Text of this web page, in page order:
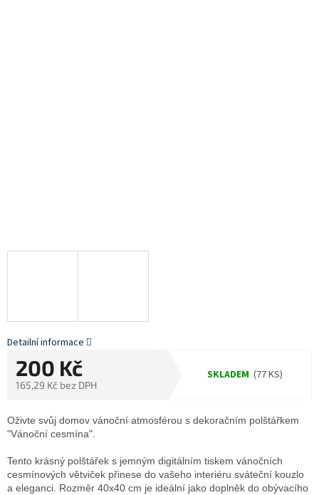
200 Kč
165,29 Kč bez DPH
SKLADEM (77 KS)
Oživte svůj domov vánoční atmosférou s dekoračním polštářkem
"Vánoční cesmína".
Tento krásný polštářek s jemným digitálním tiskem vánočních
cesmínových větviček přinese do vašeho interiéru sváteční kouzlo
a eleganci. Rozměr 40x40 cm je ideální jako doplněk do obývacího
Detailní informace